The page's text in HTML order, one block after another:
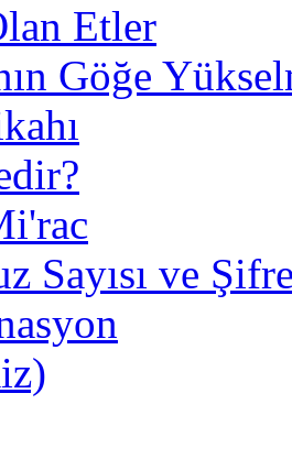
Etler
Göğe
Sayısı ve